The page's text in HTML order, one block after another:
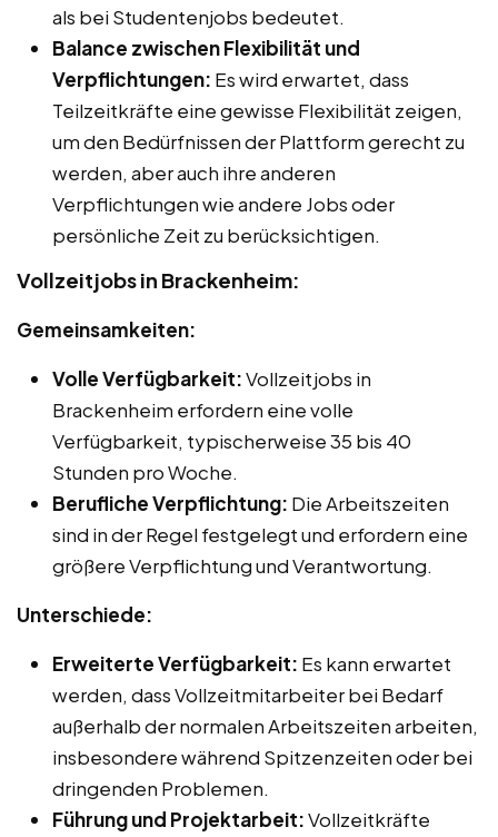
als bei Studentenjobs bedeutet.
Balance zwischen Flexibilität und
Verpflichtungen: Es wird erwartet, dass
Teilzeitkräfte eine gewisse Flexibilität zeigen,
um den Bedürfnissen der Plattform gerecht zu
werden, aber auch ihre anderen
Verpflichtungen wie andere Jobs oder
persönliche Zeit zu berücksichtigen.
Vollzeitjobs in Brackenheim:
Gemeinsamkeiten:
Volle Verfügbarkeit:Vollzeitjobs in
Brackenheim erfordern eine volle
Verfügbarkeit, typischerweise 35 bis 40
Stunden pro Woche.
Berufliche Verpflichtung: Die Arbeitszeiten
sind in der Regel festgelegt und erfordern eine
größere Verpflichtung und Verantwortung.
Unterschiede:
Erweiterte Verfügbarkeit: Es kann erwartet
werden, dass Vollzeitmitarbeiter bei Bedarf
außerhalb der normalen Arbeitszeiten arbeiten,
insbesondere während Spitzenzeiten oder bei
dringenden Problemen.
Führung und Projektarbeit:Vollzeitkräfte